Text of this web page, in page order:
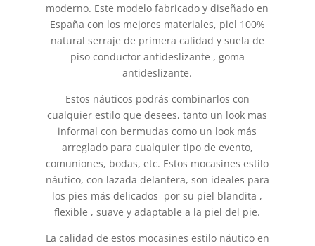
moderno. Este modelo fabricado y diseñado en
España con los mejores materiales, piel 100%
natural serraje de primera calidad y suela de
piso conductor antideslizante , goma
antideslizante.
Estos náuticos podrás combinarlos con
cualquier estilo que desees, tanto un look mas
informal con bermudas como un look más
arreglado para cualquier tipo de evento,
comuniones, bodas, etc. Estos mocasines estilo
náutico, con lazada delantera, son ideales para
los pies más delicados por su piel blandita ,
flexible , suave y adaptable a la piel del pie.
La calidad de estos mocasines estilo náutico en